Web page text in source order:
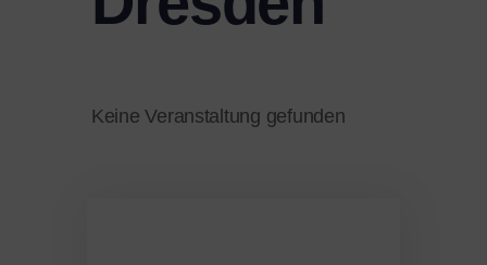
Keine Veranstaltung gefunden